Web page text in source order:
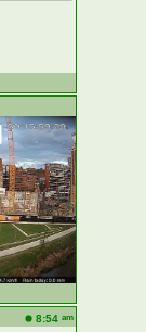
8:54 am